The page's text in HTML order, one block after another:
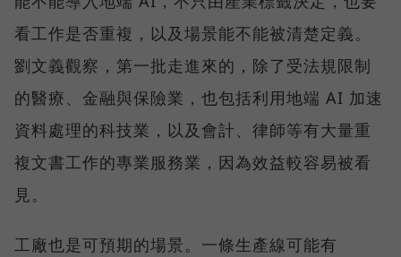
看工作是否重複，以及場景能不能被清楚定義。
劉文義觀察，第一批走進來的，除了受法規限制
的醫療、金融與保險業，也包括利用地端 AI 加速
資料處理的科技業，以及會計、律師等有大量重
複文書工作的專業服務業，因為效益較容易被看
見。
工廠也是可預期的場景。一條生產線可能有